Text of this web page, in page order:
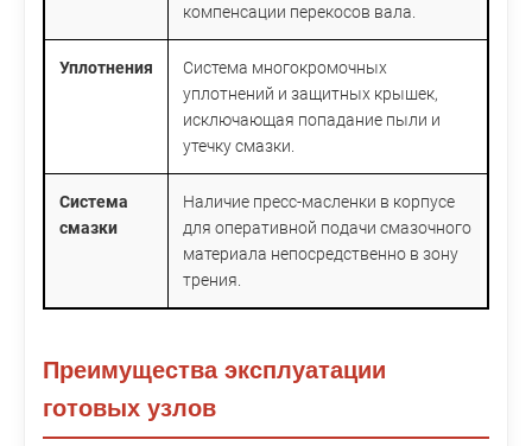
компенсации перекосов вала.
Уплотнения
Система многокромочных
уплотнений и защитных крышек,
исключающая попадание пыли и
утечку смазки.
Система
смазки
Наличие пресс-масленки в корпусе
для оперативной подачи смазочного
материала непосредственно в зону
трения.
Преимущества эксплуатации
готовых узлов